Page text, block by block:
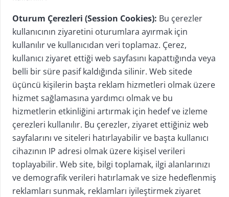
Oturum Çerezleri (Session Cookies): Bu çerezler
kullanıcının ziyaretini oturumlara ayırmak için
kullanılır ve kullanıcıdan veri toplamaz. Çerez,
kullanıcı ziyaret ettiği web sayfasını kapattığında veya
belli bir süre pasif kaldığında silinir. Web sitede
üçüncü kişilerin başta reklam hizmetleri olmak üzere
hizmet sağlamasına yardımcı olmak ve bu
hizmetlerin etkinliğini artırmak için hedef ve izleme
çerezleri kullanılır. Bu çerezler, ziyaret ettiğiniz web
sayfalarını ve siteleri hatırlayabilir ve başta kullanıcı
cihazının IP adresi olmak üzere kişisel verileri
toplayabilir. Web site, bilgi toplamak, ilgi alanlarınızı
ve demografik verileri hatırlamak ve size hedeflenmiş
reklamları sunmak, reklamları iyileştirmek ziyaret